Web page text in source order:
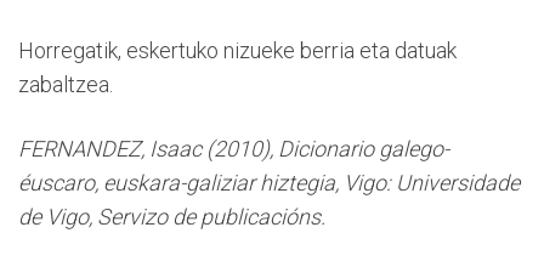
Horregatik, eskertuko nizueke berria eta datuak
zabaltzea.
FERNANDEZ, Isaac (2010), Dicionario galego-
éuscaro, euskara-galiziar hiztegia, Vigo: Universidade
de Vigo, Servizo de publicacións.